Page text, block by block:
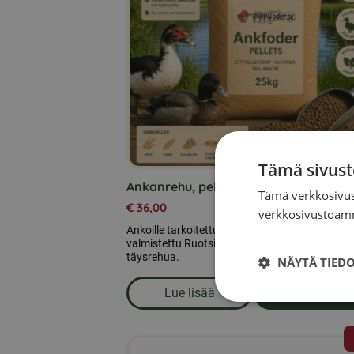
Ankanrehu, pelletit 25 kg
€ 36,00
Ankoille tarkoitettu pelletoitu täysrehu, 25 kg,
valmistettu Ruotsissa. Kananpelletit ovat
täysrehua.
Lue lisää
om produkten Ankanrehu,
Tämä
Tämä
NÄYTÄ